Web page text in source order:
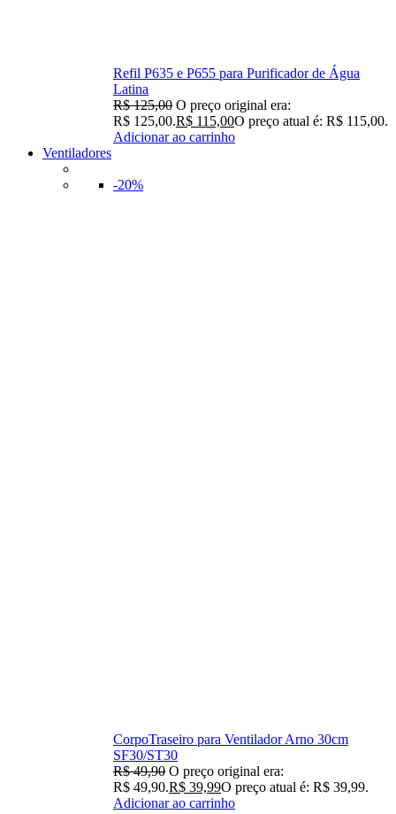
Refil P635 e P655 para Purificador de Água
Latina
R$125,00 O preço original era:
R$ 125,00.R$ 115,00O preço atual é: R$ 115,00.
Adicionar ao carrinho
Ventiladores
-20%
CorpoTraseiro para Ventilador Arno 30cm
SF30/ST30
R$49,90 O preço original era:
R$ 49,90.R$ 39,99O preço atual é: R$ 39,99.
Adicionar ao carrinho